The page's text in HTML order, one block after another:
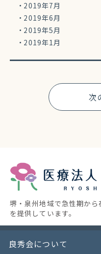
2019年7月
2019年6月
2019年5月
2019年1月
次
堺・泉州地域で急性期か
を提供しています。
良秀会について